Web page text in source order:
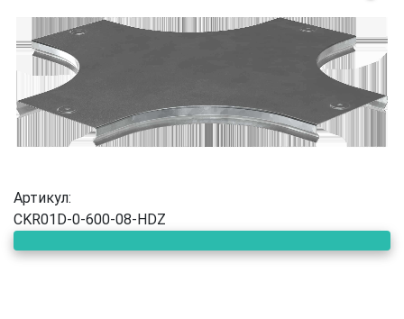
Артикул:
CKR01D-0-600-08-HDZ